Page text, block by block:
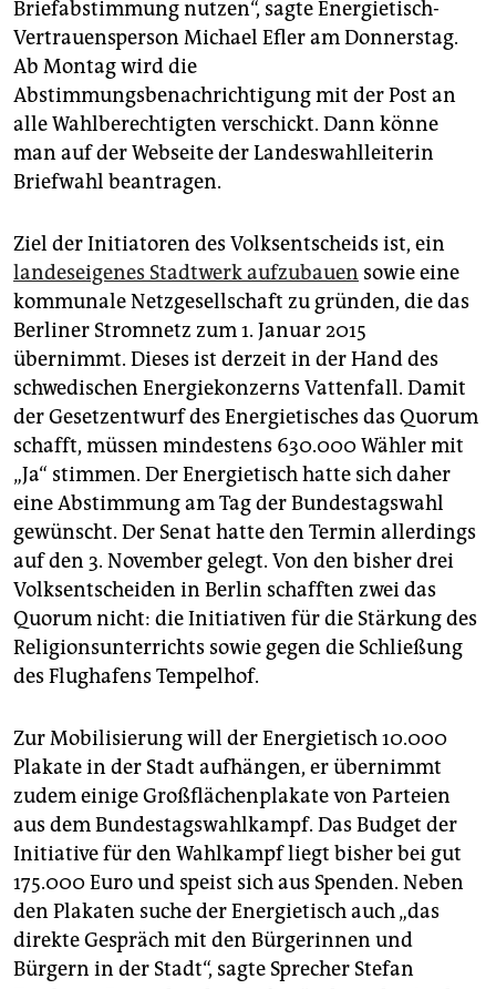
epaper login
Briefabstimmung nutzen“, sagte Energietisch-
Vertrauensperson Michael Efler am Donnerstag.
Ab Montag wird die
Abstimmungsbenachrichtigung mit der Post an
alle Wahlberechtigten verschickt. Dann könne
man auf der Webseite der Landeswahlleiterin
Briefwahl beantragen.
Ziel der Initiatoren des Volksentscheids ist, ein
landeseigenes Stadtwerk aufzubauen sowie eine
kommunale Netzgesellschaft zu gründen, die das
Berliner Stromnetz zum 1. Januar 2015
übernimmt. Dieses ist derzeit in der Hand des
schwedischen Energiekonzerns Vattenfall. Damit
der Gesetzentwurf des Energietisches das Quorum
schafft, müssen mindestens 630.000 Wähler mit
„Ja“ stimmen. Der Energietisch hatte sich daher
eine Abstimmung am Tag der Bundestagswahl
gewünscht. Der Senat hatte den Termin allerdings
auf den 3. November gelegt. Von den bisher drei
Volksentscheiden in Berlin schafften zwei das
Quorum nicht: die Initiativen für die Stärkung des
Religionsunterrichts sowie gegen die Schließung
des Flughafens Tempelhof.
Zur Mobilisierung will der Energietisch 10.000
Plakate in der Stadt aufhängen, er übernimmt
zudem einige Großflächenplakate von Parteien
aus dem Bundestagswahlkampf. Das Budget der
Initiative für den Wahlkampf liegt bisher bei gut
175.000 Euro und speist sich aus Spenden. Neben
den Plakaten suche der Energietisch auch „das
direkte Gespräch mit den Bürgerinnen und
Bürgern in der Stadt“, sagte Sprecher Stefan